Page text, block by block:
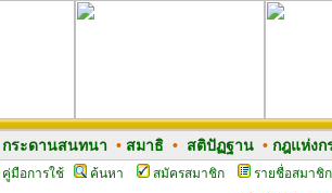
กระดานสนทนา • สมาธิ• สติปัฏฐาน• กฎแห่งก
คู่มือการใช้ ค้นหา สมัครสมาชิก รายชื่อสมาชิก